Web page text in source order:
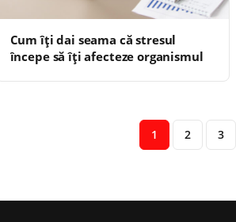
Cum îți dai seama că stresul
începe să îți afecteze organismul
1 2 3